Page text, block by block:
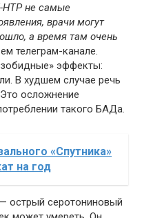
НТР не самые
врачи могут
а время там очень
телеграм-канале.
эффекты:
В худшем случае речь
осложнение
такого БАДа.
«Спутника»
на год
острый серотониновый